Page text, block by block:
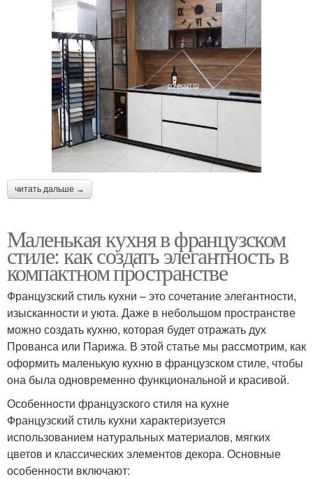
читать дальше →
Маленькая кухня в французском
стиле: как создать элегантность в
компактном пространстве
Французский стиль кухни – это сочетание элегантности,
изысканности и уюта. Даже в небольшом пространстве
можно создать кухню, которая будет отражать дух
Прованса или Парижа. В этой статье мы рассмотрим, как
оформить маленькую кухню в французском стиле, чтобы
она была одновременно функциональной и красивой.
Особенности французского стиля на кухне
Французский стиль кухни характеризуется
использованием натуральных материалов, мягких
цветов и классических элементов декора. Основные
особенности включают: